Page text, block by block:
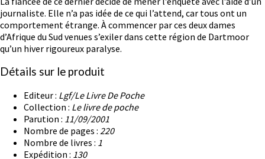
journaliste. Elle n’a pas idée de ce qui l’attend, car tous ont un
comportement étrange. À commencer par ces deux dames
d’Afrique du Sud venues s’exiler dans cette région de Dartmoor
qu’un hiver rigoureux paralyse.
Détails sur le produit
Editeur : Lgf/Le Livre De Poche
Collection : Le livre de poche
Parution : 11/09/2001
Nombre de pages : 220
Nombre de livres : 1
Expédition : 130